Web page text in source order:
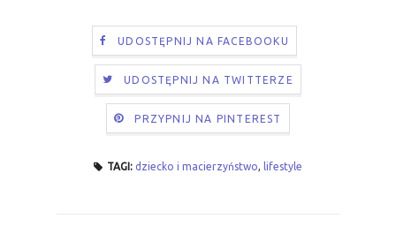
UDOSTĘPNIJ NA FACEBOOKU
UDOSTĘPNIJ NA TWITTERZE
PRZYPNIJ NA PINTEREST
TAGI: dziecko i macierzyństwo, lifestyle